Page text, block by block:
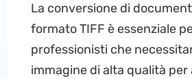
La conversione di
formato TIFF è essenziale
professionisti che
immagine di alta qualità per